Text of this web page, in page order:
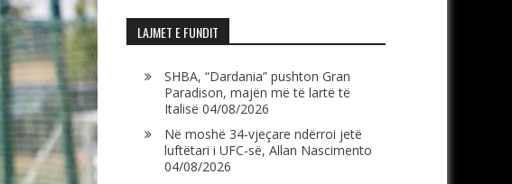
LAJMET E FUNDIT
SHBA, “Dardania” pushton Gran
Paradison, majën më të lartë të
Italisë 04/08/2026
Në moshë 34-vjeçare ndërroi jetë
luftëtari i UFC-së, Allan Nascimento
04/08/2026